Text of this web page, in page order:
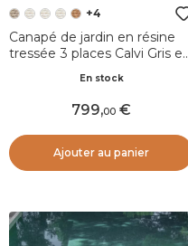
+4
Canapé de jardin en résine
tressée 3 places Calvi Gris et
En stock
799,00
Ajouter au panier